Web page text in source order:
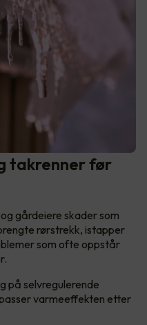
takrenner før
gårdeiere skader som
rørstrekk, istapper
som ofte oppstår
på selvregulerende
varmeeffekten etter